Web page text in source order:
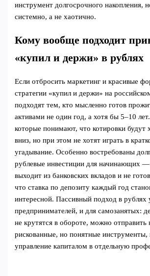
инструмент долгосрочного накопления,
системно, а не хаотично.
Кому вообще подходит
«купил и держи» в рублях
Если отбросить маркетинг и красивые
стратегии «купил и держи» на
подходят тем, кто мысленно готов
активами не один год, а хотя бы 5–10
которые понимают, что котировки будут
вниз, но при этом не хотят играть в
угадывание. Особенно востребованы
рублевые инвестиции для начинающих —
выходит из банковских вкладов и не
что ставка по депозиту каждый год
интересной. Пассивный подход в рублях
предпринимателей, и для самозанятых:
не крутятся в обороте, можно отправить
рискованные, но понятные инструменты,
управление капиталом в отдельную